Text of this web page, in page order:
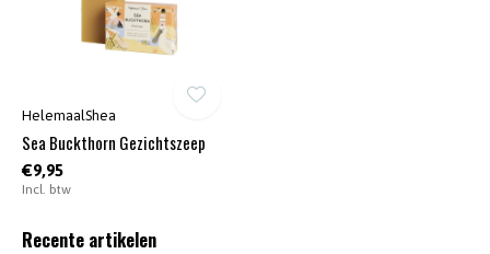
HelemaalShea
Sea Buckthorn Gezichtszeep
€9,95
Incl. btw
Recente artikelen